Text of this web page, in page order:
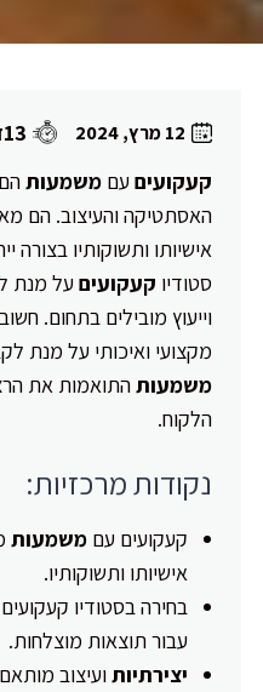
12 מרץ, 2024
13דק קריאה
קעקועיםעם משמעותהם
האסתטיקה והעיצוב. הם
אישיותו ותשוקותיו בצורה
סטודיו קעקועיםעל מנת
וייעוץ מובילים בתחום.
מקצועי ואיכותי על מנת
משמעותהתואמות את
הלקוח.
נקודות מרכזיות:
קעקועים עם משמעות
אישיותו ותשוקותיו.
בחירה בסטודיו
עבור תוצאות מוצלחות.
יצירתיותועיצוב